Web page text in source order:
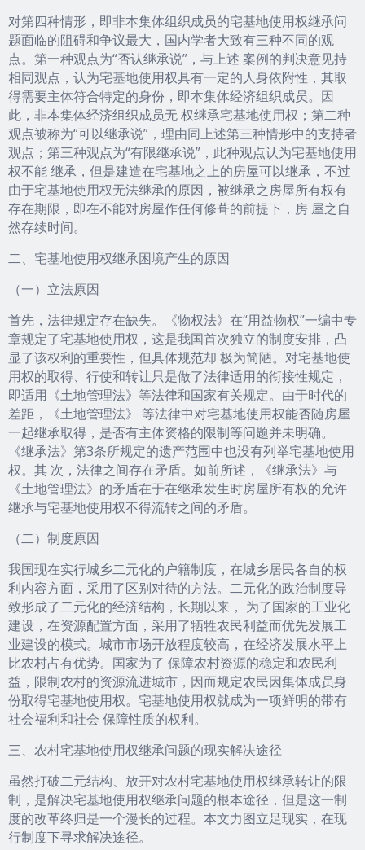
对第四种情形，即非本集体组织成员的宅基地使用权继承问
题面临的阻碍和争议最大，国内学者大致有三种不同的观
点。第一种观点为“否认继承说”，与上述 案例的判决意见持
相同观点，认为宅基地使用权具有一定的人身依附性，其取
得需要主体符合特定的身份，即本集体经济组织成员。因
此，非本集体经济组织成员无 权继承宅基地使用权；第二种
观点被称为“可以继承说”，理由同上述第三种情形中的支持者
观点；第三种观点为“有限继承说”，此种观点认为宅基地使用
权不能 继承，但是建造在宅基地之上的房屋可以继承，不过
由于宅基地使用权无法继承的原因，被继承之房屋所有权有
存在期限，即在不能对房屋作任何修葺的前提下，房 屋之自
然存续时间。
二、宅基地使用权继承困境产生的原因
（一）立法原因
首先，法律规定存在缺失。《物权法》在“用益物权”一编中专
章规定了宅基地使用权，这是我国首次独立的制度安排，凸
显了该权利的重要性，但具体规范却 极为简陋。对宅基地使
用权的取得、行使和转让只是做了法律适用的衔接性规定，
即适用《土地管理法》等法律和国家有关规定。由于时代的
差距，《土地管理法》 等法律中对宅基地使用权能否随房屋
一起继承取得，是否有主体资格的限制等问题并未明确。
《继承法》第3条所规定的遗产范围中也没有列举宅基地使用
权。其 次，法律之间存在矛盾。如前所述，《继承法》与
《土地管理法》的矛盾在于在继承发生时房屋所有权的允许
继承与宅基地使用权不得流转之间的矛盾。
（二）制度原因
我国现在实行城乡二元化的户籍制度，在城乡居民各自的权
利内容方面，采用了区别对待的方法。二元化的政治制度导
致形成了二元化的经济结构，长期以来， 为了国家的工业化
建设，在资源配置方面，采用了牺牲农民利益而优先发展工
业建设的模式。城市市场开放程度较高，在经济发展水平上
比农村占有优势。国家为了 保障农村资源的稳定和农民利
益，限制农村的资源流进城市，因而规定农民因集体成员身
份取得宅基地使用权。宅基地使用权就成为一项鲜明的带有
社会福利和社会 保障性质的权利。
三、农村宅基地使用权继承问题的现实解决途径
虽然打破二元结构、放开对农村宅基地使用权继承转让的限
制，是解决宅基地使用权继承问题的根本途径，但是这一制
度的改革终归是一个漫长的过程。本文力图立足现实，在现
行制度下寻求解决途径。